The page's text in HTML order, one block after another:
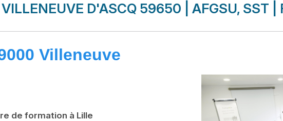
D'ASCQ 59650 | AFGSU, SST
Villeneuve
de formation à Lille